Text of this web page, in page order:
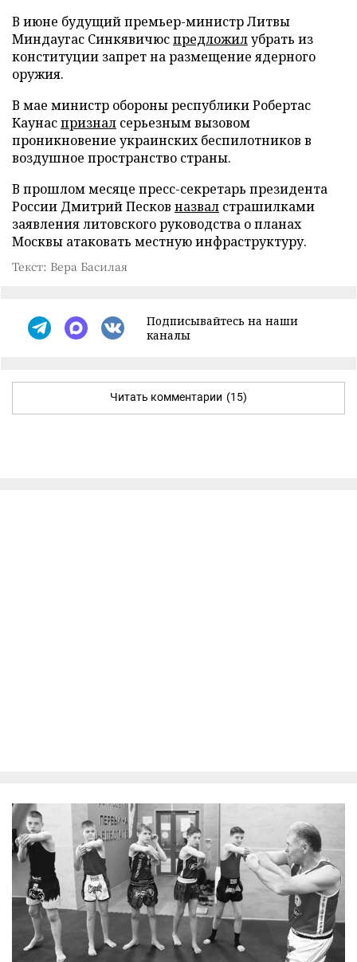
В июне будущий премьер-министр Литвы
Миндаугас Синкявичюспредложилубрать из
конституции запрет на размещение ядерного
оружия.
В мае министр обороны республики Робертас
Каунаспризнал серьезным вызовом
проникновение украинских беспилотников в
воздушное пространство страны.
В прошлом месяце пресс-секретарь президента
России Дмитрий Песков назвал страшилками
заявления литовского руководства о планах
Москвы атаковать местную инфраструктуру.
Текст: Вера Басилая
Подписывайтесь на наши
каналы
Читать комментарии (15)